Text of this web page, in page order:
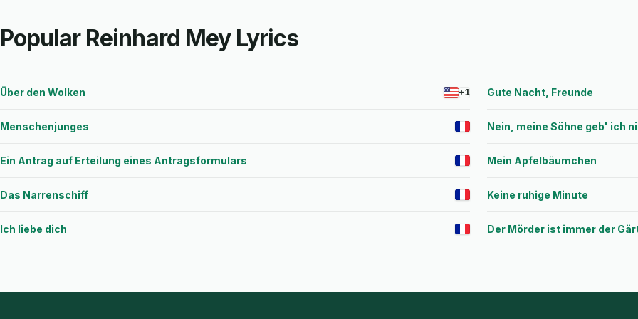
Popular Reinhard Mey Lyrics
Über den Wolken +1 Gute Nacht, Freunde
Menschenjunges Nein, meine Söhne geb' ich
Ein Antrag auf Erteilung eines Antragsformulars Mein Apfelbäumchen
Das Narrenschiff Keine ruhige Minute
Ich liebe dich Der Mörder ist immer der